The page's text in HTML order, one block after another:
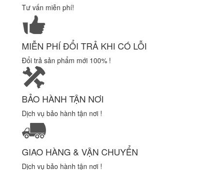
Tư vấn miễn phí!
MIỄN PHÍ ĐỔI TRẢ KHI CÓ LỖI
Đổi trả sản phẩm mới 100% !
BẢO HÀNH TẬN NƠI
Dịch vụ bảo hành tận nơi !
GIAO HÀNG & VẬN CHUYỂN
Dịch vụ bảo hành tận nơi !